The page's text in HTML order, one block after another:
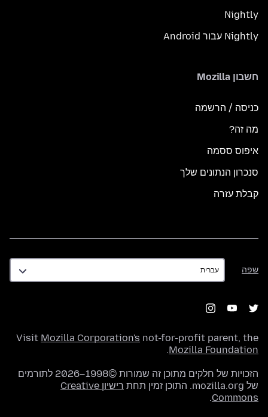
Nightly
Nightly עבור Android
חשבון Mozilla
כניסה / הרשמה
מה זה?
איפוס ססמה
סנכרון הנתונים שלך
קבלת עזרה
שפה
שפה
Visit Mozilla Corporation's not-for-profit parent, the
Mozilla Foundation
.
הזכויות של חלקים מתוכן זה שמורות ©1998–2026 לתורמים
של mozilla.org. התוכן זמין תחת
רישיון Creative
Commons
.